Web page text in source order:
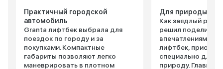
Практичный городской
автомобиль
Granta лифтбек выбрала для
поездок по городу и за
покупками. Компактные
габариты позволяют легко
маневрировать в плотном
Для природы
Как заядлый
решил поделиться
впечатлениями о
лифтбек,
специально для
природу. Главным